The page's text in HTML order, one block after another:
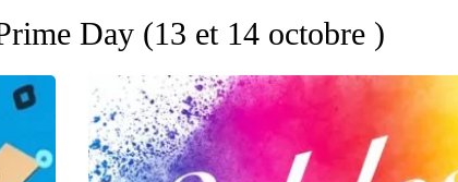
Day (13 et 14 octobre )